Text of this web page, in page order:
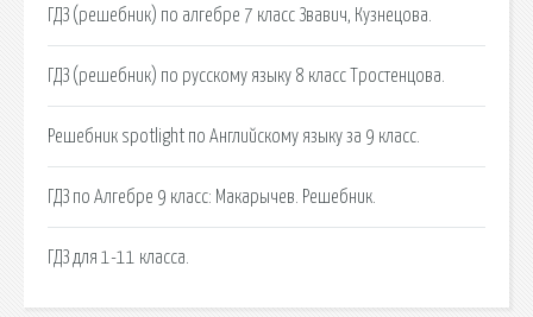
ГДЗ (решебник) по алгебре 7 класс Звавич, Кузнецова.
ГДЗ (решебник) по русскому языку 8 класс Тростенцова.
Решебник spotlight по Английскому языку за 9 класс.
ГДЗ по Алгебре 9 класс: Макарычев. Решебник.
ГДЗ для 1-11 класса.